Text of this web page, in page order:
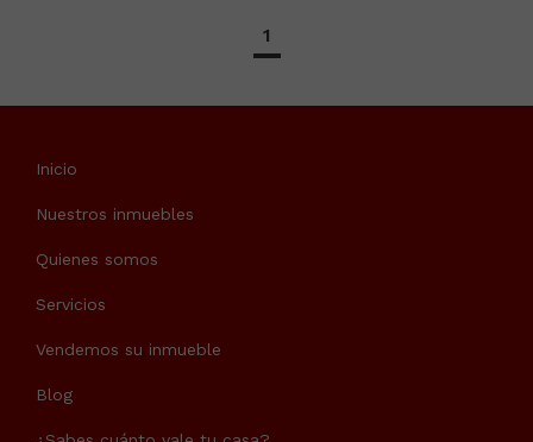
1
Inicio
Nuestros inmuebles
Quienes somos
Servicios
Vendemos su inmueble
Blog